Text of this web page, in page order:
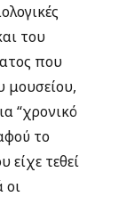
του
που
μουσείου,
“χρονικό
το
τεθεί
οι